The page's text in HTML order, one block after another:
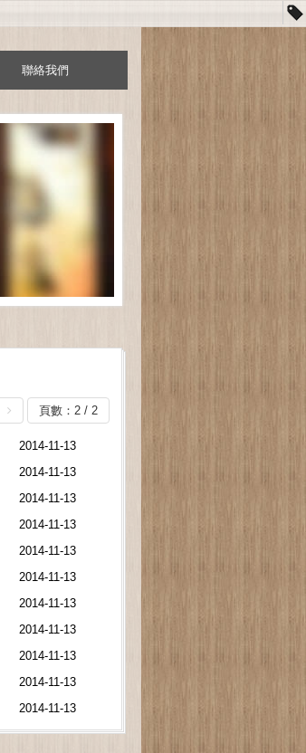
聯絡我們
頁數：2 / 2
2014-11-13
2014-11-13
2014-11-13
2014-11-13
2014-11-13
2014-11-13
2014-11-13
2014-11-13
2014-11-13
2014-11-13
2014-11-13